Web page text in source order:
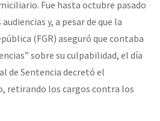
Fue hasta octubre pasado
y, a pesar de que la
(FGR) aseguró que contaba
sobre su culpabilidad, el día
de Sentencia decretó el
retirando los cargos contra los